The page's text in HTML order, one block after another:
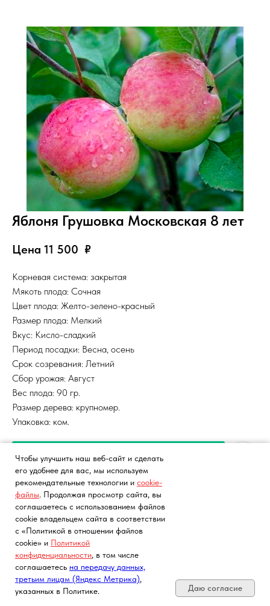
Яблоня Грушовка Московская 8 лет
Цена 11 500 ₽
Корневая система: закрытая
Мякоть плода: Сочная
Цвет плода: Желто-зелено-красный
Размер плода: Мелкий
Вкус: Кисло-сладкий
Период посадки: Весна, осень
Срок созревания: Летний
Сбор урожая: Август
Вес плода: 90 гр.
Размер дерева: крупномер.
Упаковка: ком.
Смотреть в каталоге
Чтобы улучшить наш веб-сайт и сделать
его удобнее для вас, мы используем
рекомендательные технологии и cookie-
файлы. Продолжая просмотр сайта, вы
соглашаетесь с использованием файлов
cookie владельцем сайта в соответствии
с «Политикой в отношении файлов
cookie» и Политикой
конфиденциальности, в том числе
соглашаетесь на передачу данных,
третьим лицам (Яндекс Метрика),
указанных в Политике.
Даю согласие